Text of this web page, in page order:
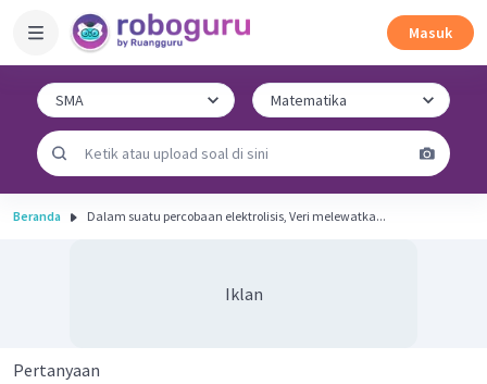
Masuk
Beranda Dalam suatu percobaan elektrolisis, Veri melewatka...
Iklan
Pertanyaan